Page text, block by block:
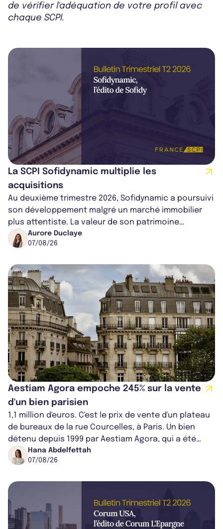
de vérifier l'adéquation de votre profil avec
chaque SCPI.
La SCPI Sofidynamic multiplie les
acquisitions
Au deuxième trimestre 2026, Sofidynamic a poursuivi
son développement malgré un marché immobilier
plus attentiste. La valeur de son patrimoine
progresse de 3,8% à périmètre constan...
Aurore Duclaye
07/08/26
Aestiam Agora empoche 245% sur la vente
d'un bien parisien
1,1 million d'euros. C'est le prix de vente d'un plateau
de bureaux de la rue Courcelles, à Paris. Un bien
détenu depuis 1999 par Aestiam Agora, qui a été
cédé avec une plus-value...
Hana Abdelfettah
07/08/26